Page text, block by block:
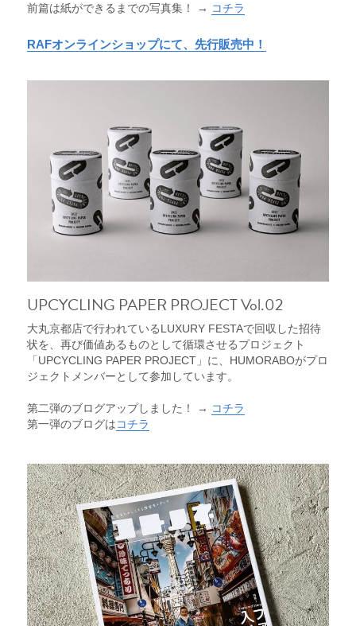
前篇は紙ができるまでの写真集！ → コチラ
RAFオンラインショップにて、先行販売中！
UPCYCLING PAPER PROJECT Vol.02
大丸京都店で行われているLUXURY FESTAで回収した招待
状を、再び価値あるものとして循環させるプロジェクト
「UPCYCLING PAPER PROJECT」に、HUMORABOがプロ
ジェクトメンバーとして参加しています。
第二弾のブログアップしました！ → コチラ
第一弾のブログはコチラ